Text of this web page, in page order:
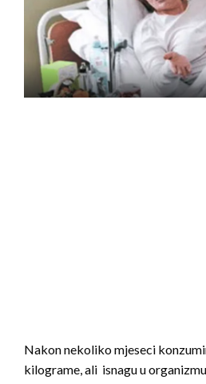
Nakon nekoliko mjeseci
kilograme, ali isnagu u